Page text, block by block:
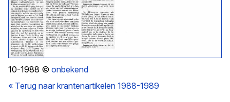
10-1988 © onbekend
« Terug naar krantenartikelen 1988-1989